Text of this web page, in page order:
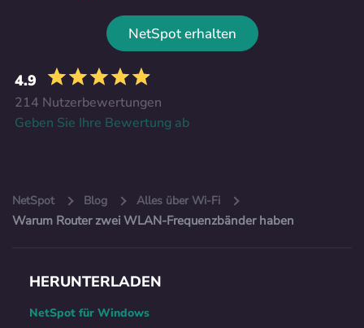
NetSpot erhalten
4.9
214 Nutzerbewertungen
Geben Sie Ihre Bewertung ab
NetSpot Blog Alles über Wi-Fi
Warum Router zwei WLAN-Frequenzbänder haben
HERUNTERLADEN
NetSpot für Windows